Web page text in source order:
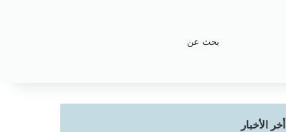
أخر الأخبار